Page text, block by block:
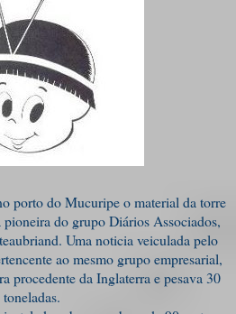
porto do Mucuripe o material da torre
do grupo Diários Associados,
Uma noticia veiculada pelo
ao mesmo grupo empresarial,
procedente da Inglaterra e pesava 30
toneladas.